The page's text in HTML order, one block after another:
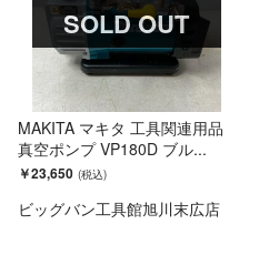
SOLD OUT
MAKITA マキタ 工具関連用品
真空ポンプ VP180D ブル...
￥23,650
ビッグバン工具館旭川末広店